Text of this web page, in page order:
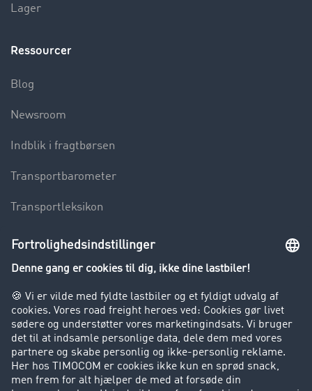
Lager
Ressourcer
Blog
Newsroom
Indblik i fragtbørsen
Transportbarometer
Transportleksikon
Lastbilkørsel forbudt
Kunder hverver kunder
Success Stories
Support